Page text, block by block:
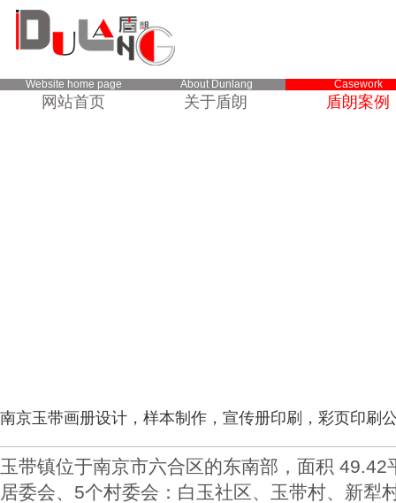
Website home page
网站首页
About Dunlang
关于盾朗
Casework
盾朗案例
南京玉带画册设计，样本制作，宣传册印刷，彩页印刷
玉带镇位于南京市六合区的东南部，面积 49.42
居委会、5个村委会：白玉社区、玉带村、新犁